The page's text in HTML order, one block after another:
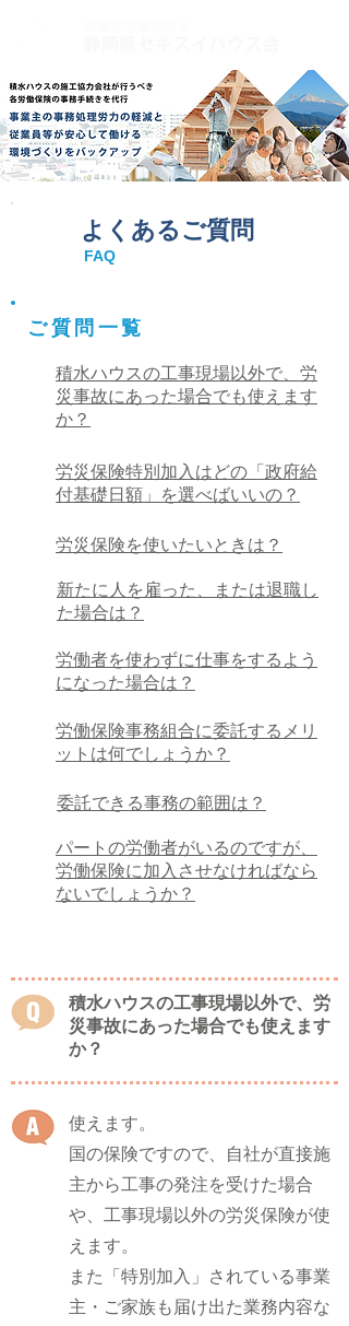
よくあるご質問
FAQ
​ご質問一覧
積水ハウスの工事現場以外で、労
災事故にあった場合でも使えます
か？
労災保険特別加入はどの「政府給
付基礎日額」を選べばいいの？
労災保険を使いたいときは？
新たに人を雇った、または退職し
た場合は？
労働者を使わずに仕事をするよう
になった場合は？
労働保険事務組合に委託するメリ
ットは何でしょうか？
委託できる事務の範囲は？
パートの労働者がいるのですが、
労働保険に加入させなければなら
ないでしょうか？
積水ハウスの工事現場以外で、労
災事故にあった場合でも使えます
か？
使えます。
国の保険ですので、自社が直接施
主から工事の発注を受けた場合
や、工事現場以外の労災保険が使
えます。
また「特別加入」されている事業
主・ご家族も届け出た業務内容な